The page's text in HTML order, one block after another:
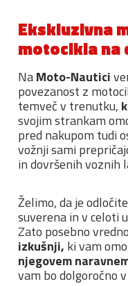
Ekskluzivna
motocikla na
NaMoto-Nautici
povezanost z
temveč v trenutku,
svojim strankam
pred nakupom tudi
vožnji sami
in dovršenih voznih
Želimo, da je
suverena in v celoti
Zato posebno
izkušnji, ki vam
njegovem
vam bo dolgoročno